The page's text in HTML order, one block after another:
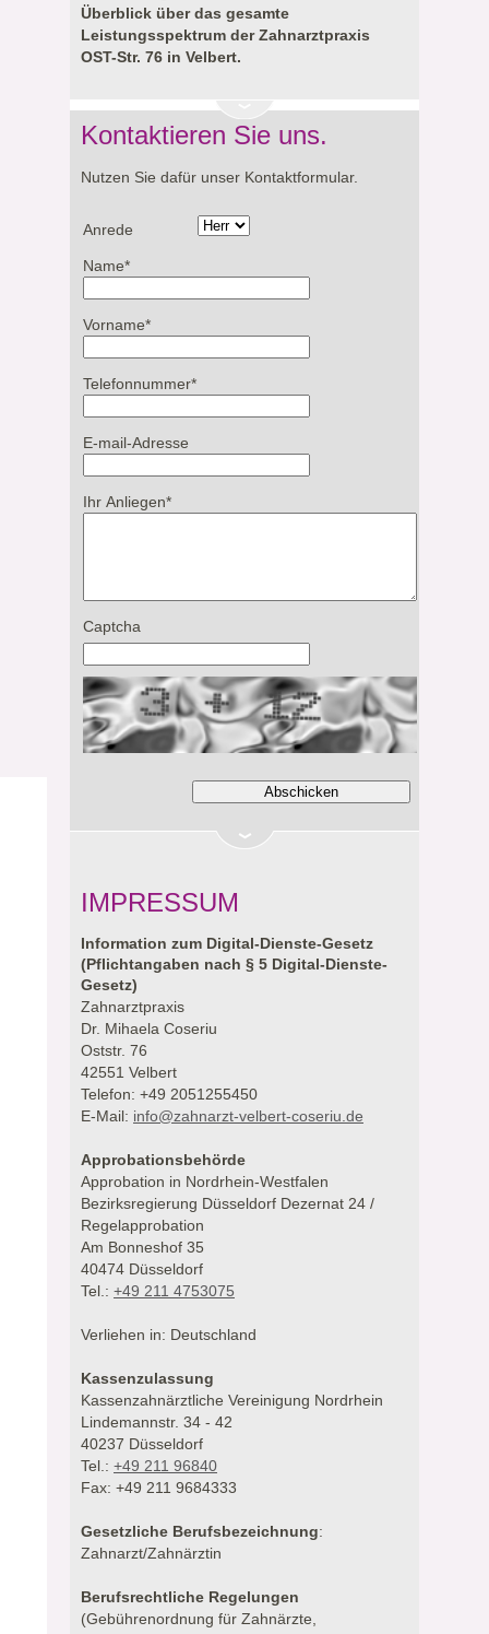
Überblick über das gesamte
Leistungsspektrum der Zahnarztpraxis
OST-Str. 76 in Velbert.
Kontaktieren Sie uns.
Nutzen Sie dafür unser Kontaktformular.
Anrede
Name*
Vorname*
Telefonnummer*
E-mail-Adresse
Ihr Anliegen*
Captcha
IMPRESSUM
Information zum Digital-Dienste-Gesetz
(Pflichtangaben nach § 5 Digital-Dienste-
Gesetz)
Zahnarztpraxis
Dr. Mihaela Coseriu
Oststr. 76
42551 Velbert
Telefon: +49 2051255450
E-Mail: info@zahnarzt-velbert-coseriu.de
Approbationsbehörde
Approbation in Nordrhein-Westfalen
Bezirksregierung Düsseldorf Dezernat 24 /
Regelapprobation
Am Bonneshof 35
40474 Düsseldorf
Tel.: +49 211 4753075
Verliehen in: Deutschland
Kassenzulassung
Kassenzahnärztliche Vereinigung Nordrhein
Lindemannstr. 34 - 42
40237 Düsseldorf
Tel.: +49 211 96840
Fax: +49 211 9684333
Gesetzliche Berufsbezeichnung:
Zahnarzt/Zahnärztin
Berufsrechtliche Regelungen
(Gebührenordnung für Zahnärzte,